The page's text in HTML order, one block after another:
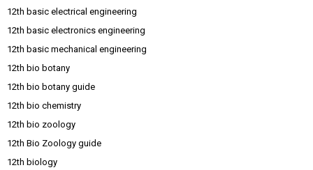
12th basic electrical engineering
12th basic electronics engineering
12th basic mechanical engineering
12th bio botany
12th bio botany guide
12th bio chemistry
12th bio zoology
12th Bio Zoology guide
12th biology